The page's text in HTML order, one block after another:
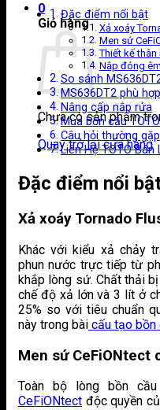
0
Giỏ hàng
Chưa có sản phẩm
Quay trở lại cửa hàng
Đặc điểm nổi bật
Xả xoáy
Men sứ
Thiết kế thân
Nắp đóng
So sánh
MS636DT2 phù
Nâng cấp nắp rửa
Mua bồn cầu
Câu hỏi thường gặp
Liên Hệ TOTO Bán
Đặc điểm nổi
Xả xoáy Tornado
Khác với kiểu xả chảy
phun nước trực tiếp từ
khắp lòng sứ. Chất thải
chế độ xả lớn và 3 lít ở
25% so với tiêu chuẩn
này trong bài cấu tạo bồn
Men sứ CeFiONtect
Toàn bộ lòng bồn
CeFiONtect độc quyền